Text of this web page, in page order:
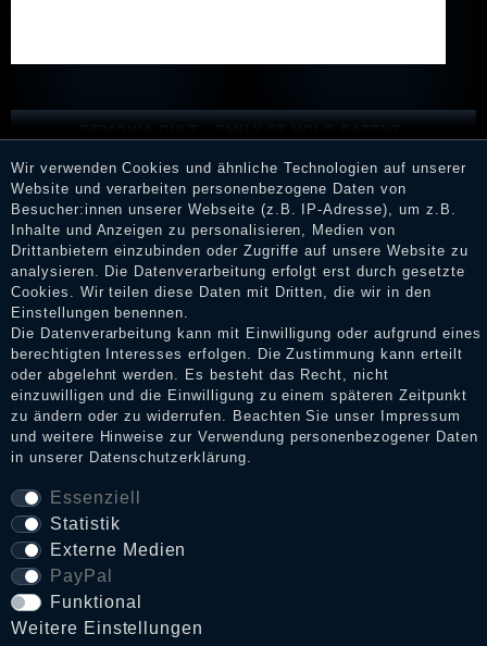
106,90 € *
Wir verwenden Cookies und ähnliche Technologien auf unserer
Website und verarbeiten personenbezogene Daten von
Besucher:innen unserer Webseite (z.B. IP-Adresse), um z.B.
Inhalte und Anzeigen zu personalisieren, Medien von
Drittanbietern einzubinden oder Zugriffe auf unsere Website zu
analysieren. Die Datenverarbeitung erfolgt erst durch gesetzte
Cookies. Wir teilen diese Daten mit Dritten, die wir in den
Einstellungen benennen.
Die Datenverarbeitung kann mit Einwilligung oder aufgrund eines
berechtigten Interesses erfolgen. Die Zustimmung kann erteilt
oder abgelehnt werden. Es besteht das Recht, nicht
einzuwilligen und die Einwilligung zu einem späteren Zeitpunkt
zu ändern oder zu widerrufen. Beachten Sie unser
Impressum
und weitere Hinweise zur Verwendung personenbezogener Daten
in unserer Daten­schutz­erklärung.
Essenziell
Statistik
Externe Medien
PayPal
Funktional
Weitere Einstellungen